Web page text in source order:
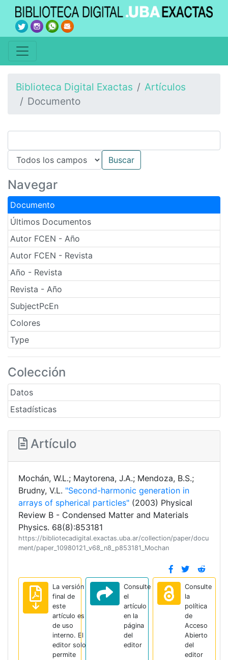
Biblioteca Digital Exactas
Artículos
Documento
Navegar
Documento
Últimos Documentos
Autor FCEN - Año
Autor FCEN - Revista
Año - Revista
Revista - Año
SubjectPcEn
Colores
Type
Colección
Datos
Estadísticas
Artículo
Mochán, W.L.; Maytorena, J.A.; Mendoza, B.S.;
Brudny, V.L. "Second-harmonic generation in
arrays of spherical particles" (2003) Physical
Review B - Condensed Matter and Materials
Physics. 68(8):853181
https://bibliotecadigital.exactas.uba.ar/collection/paper/docu
ment/paper_10980121_v68_n8_p853181_Mochan
La versión
final de
este
artículo es
de uso
interno. El
editor solo
permite
Consulte
el
artículo
en la
página
del
editor
Consulte
la
política
de
Acceso
Abierto
del
editor